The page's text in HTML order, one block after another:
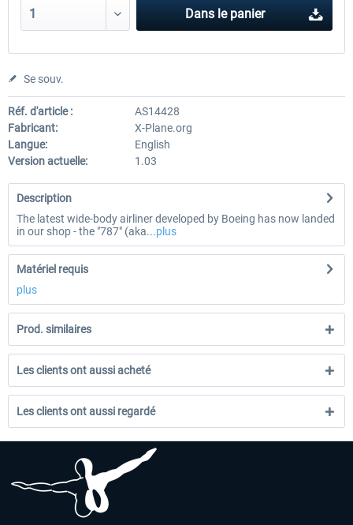
Dans le panier
Se souv.
Réf. d'article :
AS14428
Fabricant:
X-Plane.org
Langue:
English
Version actuelle:
1.03
Description
The latest wide-body airliner developed by Boeing has now landed
in our shop - the "787" (aka...plus
Matériel requis
plus
Prod. similaires
Les clients ont aussi acheté
Les clients ont aussi regardé